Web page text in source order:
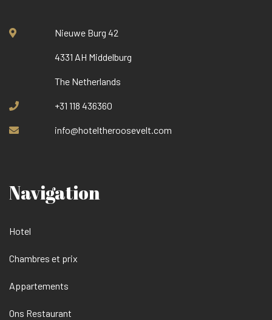
Nieuwe Burg 42
4331 AH Middelburg
The Netherlands
+31 118 436360
info@hoteltheroosevelt.com
Navigation
Hotel
Chambres et prix
Appartements
Ons Restaurant